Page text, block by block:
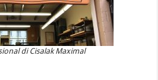
di Cisalak Maximal